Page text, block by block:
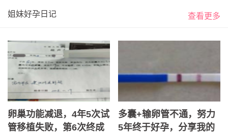
姐妹好孕日记 查看更多
卵巢功能减退，4年5次试
管移植失败，第6次终成
多囊+输卵管不通，努力
5年终于好孕，分享我的